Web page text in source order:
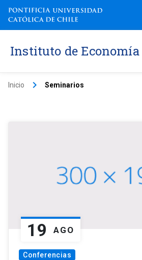
Instituto de Economía
Inicio keyboard_arrow_right Seminarios
19 AGO
Conferencias